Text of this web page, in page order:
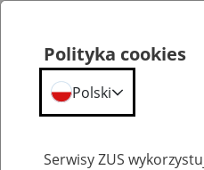
Polityka cookies
Polski
Serwisy ZUS